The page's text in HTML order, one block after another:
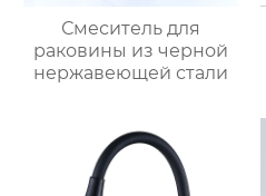
Смеситель для
раковины из черной
нержавеющей стали